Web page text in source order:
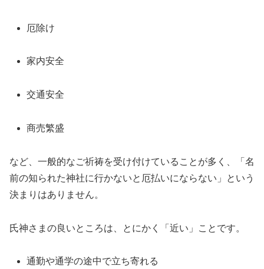
厄除け
家内安全
交通安全
商売繁盛
など、一般的なご祈祷を受け付けていることが多く、「名
前の知られた神社に行かないと厄払いにならない」という
決まりはありません。
氏神さまの良いところは、とにかく「近い」ことです。
通勤や通学の途中で立ち寄れる